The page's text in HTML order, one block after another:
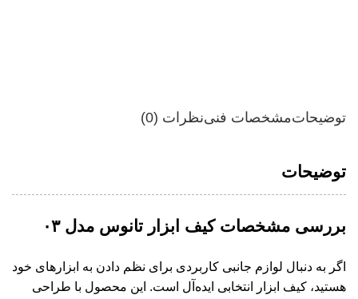
توضیحاتمشخصات فنینظرات (0)
توضیحات
بررسی مشخصات کیف ابزار تانوس مدل ۰۳
اگر به دنبال لوازم جانبی کاربردی برای نظم دادن به ابزارهای خود
هستید، کیف ابزار
انتخابی ایده‌آل است. این محصول با طراحی